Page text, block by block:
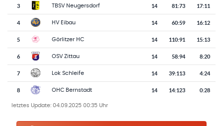
3 TBSV Neugersdorf 14 81:73 17:11
4 HV Eibau 14 60:59 16:12
5 Görlitzer HC 14 110:91 15:13
6 OSV Zittau 14 58:94 8:20
7 Lok Schleife 14 39:113 4:24
8 OHC Bernstadt 14 14:123 0:28
letztes Update: 04.09.2025 00:35 Uhr